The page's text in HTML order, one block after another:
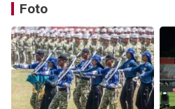
Foto